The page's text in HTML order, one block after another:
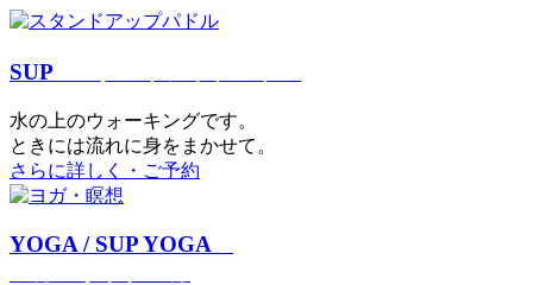
SUP
⽔の上のウォーキングです。
ときには流れに身をまかせて。
さらに詳しく・ご予約
YOGA / SUP YOGA